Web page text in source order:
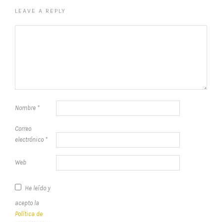
LEAVE A REPLY
Nombre *
Correo
electrónico *
Web
He leído y
acepto la
Política de